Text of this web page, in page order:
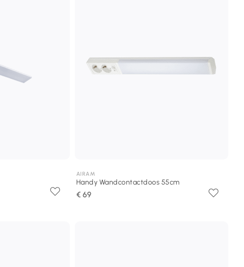
AIRAM
Handy Wandcontactdoos 55cm
€ 69